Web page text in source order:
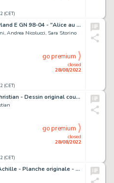
(CET)
Alice in Wonderland E GN 98-04 - "Alice au pays des Merveilles" - 3 Original inked comic pages by Andrea Nicolucci and Sara Storino - (1997)
Andrea Nicolucci, Sara Storino
(CET)
closed
28/08/2022
go premium
Papazoglakis Christian - Dessin original couleur - ex-libris "Chapman" - (2012)
(CET)
closed
28/08/2022
go premium
Ferri, Cosimo - Achille - Planche originale - La belle Hélène - (2017)